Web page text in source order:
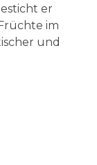
er
im
und